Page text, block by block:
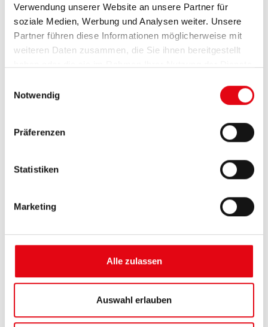
Verwendung unserer Website an unsere Partner für
soziale Medien, Werbung und Analysen weiter. Unsere
Partner führen diese Informationen möglicherweise mit
weiteren Daten zusammen, die Sie ihnen bereitgestellt
Notwendig
Präferenzen
Statistiken
Marketing
Alle zulassen
Auswahl erlauben
Details und Varianten